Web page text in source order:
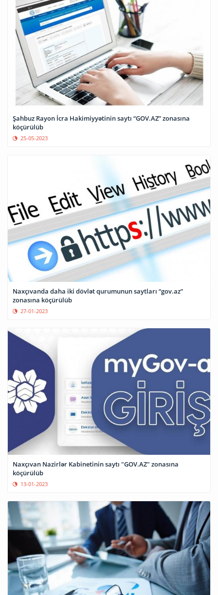
Şahbuz Rayon İcra Hakimiyyətinin saytı “GOV.AZ” zonasına
köçürülüb
25-05-2023
Naxçıvanda daha iki dövlət qurumunun saytları “gov.az”
zonasına köçürülüb
27-01-2023
Naxçıvan Nazirlər Kabinetinin saytı "GOV.AZ" zonasına
köçürülüb
13-01-2023